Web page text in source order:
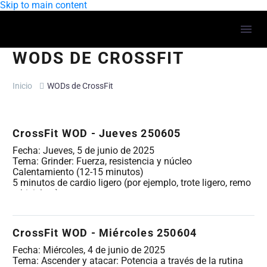
Skip to main content
WODS DE CROSSFIT
Inicio WODs de CrossFit
CrossFit WOD - Jueves 250605
Fecha: Jueves, 5 de junio de 2025
Tema: Grinder: Fuerza, resistencia y núcleo
Calentamiento (12-15 minutos)
5 minutos de cardio ligero (por ejemplo, trote ligero, remo
o bicicleta).
Gato-vaca (10 repeticiones)
Estocadas Spiderman con giro torácico (5 por lado)
Estiramientos por encima de la cabeza con banda/PVC
(10 repeticiones)
Buenos días con barra vacía/PVC (10 repeticiones)
CrossFit WOD - Miércoles 250604
Fecha: Miércoles, 4 de junio de 2025
Tema: Ascender y atacar: Potencia a través de la rutina